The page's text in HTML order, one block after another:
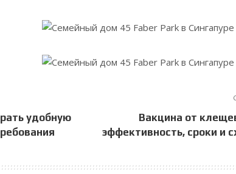
удобную
Вакцина от
эффективность, сроки и